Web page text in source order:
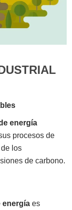
energía
procesos de
los
de carbono.
energía es